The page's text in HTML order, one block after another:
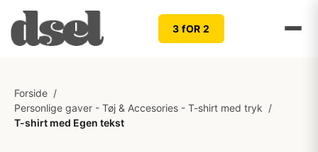
3 fOR 2
Forside /
Personlige gaver - Tøj & Accesories - T-shirt med tryk /
T-shirt med Egen tekst